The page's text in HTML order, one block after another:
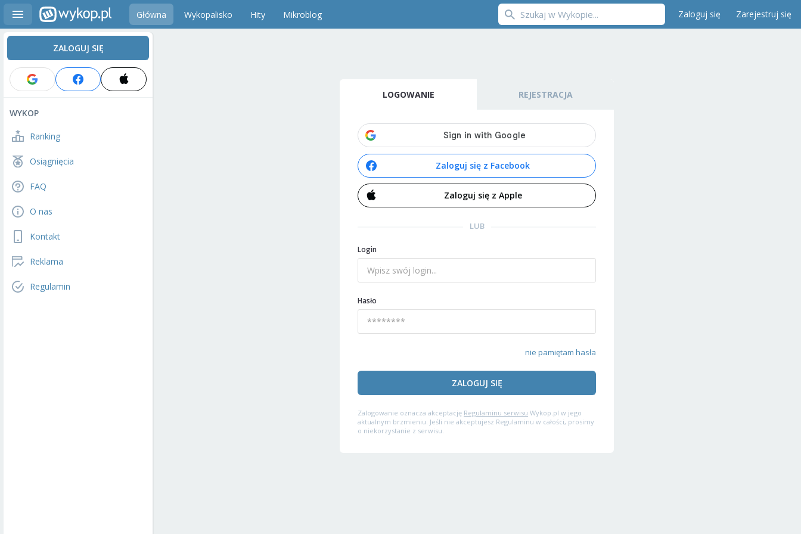
Główna Wykopalisko Hity Mikroblog Zaloguj się Zarejestruj się
ZALOGUJ SIĘ
WYKOP
Ranking
Osiągnięcia
FAQ
O nas
Kontakt
Reklama
Regulamin
LOGOWANIE REJESTRACJA
Zaloguj się z Facebook
Zaloguj się z Apple
LUB
Login
Hasło
nie pamiętam hasła
ZALOGUJ SIĘ
Zalogowanie oznacza akceptację Regulaminu serwisu Wykop.pl w jego
aktualnym brzmieniu. Jeśli nie akceptujesz Regulaminu w całości, prosimy
o niekorzystanie z serwisu.